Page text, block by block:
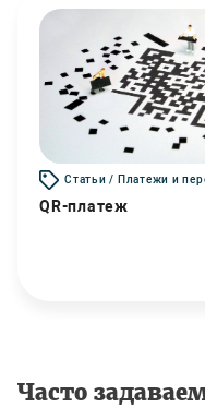
Статьи / Платежи и
QR-платеж
Часто